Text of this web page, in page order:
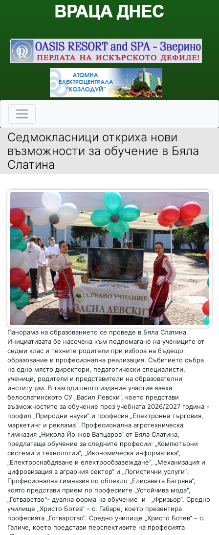
Седмокласници откриха нови
възможности за обучение в Бяла
Слатина
Панорама на образованието се проведе в Бяла Слатина.
Инициативата бе насочена към подпомагане на учениците от
седми клас и техните родители при избора на бъдещо
образование и професионална реализация. Събитието събра
на едно място директори, педагогически специалисти,
ученици, родители и представители на образователни
институции. В тазгодишното издание участие взеха
белослатинското СУ „Васил Левски“, което представи
възможностите за обучение през учебната 2026/2027 година -
профил „Природни науки“ и професия „Електронна търговия,
маркетинг и реклама“. Професионална агротехническа
гимназия „Никола Йонков Вапцаров“ от Бяла Слатина,
предлагаща обучение за следните професии: „Компютърни
системи и технологии“, „Икономическа информатика“,
„Електроснабдяване и електрообзавеждане“, „Механизация и
цифровизация в аграрния сектор“ и „Логистични услуги“.
Професионална гимназия по облекло „Елисавета Багряна“,
която представи прием по професиите „Устойчива мода",
„Готварство"- дуална форма на обучение и „Фризьор“. Средно
училище „Христо Ботев“ – с. Габаре, което презентира
професията „Готварство“. Средно училище „Христо Ботев“ – с.
Галиче, което представи перспективите на професията